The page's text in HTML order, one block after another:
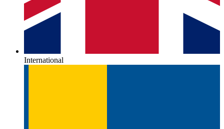
International